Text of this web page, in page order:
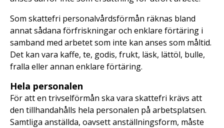
Som skattefri personalvårdsförmån räknas bland
annat sådana förfriskningar och enklare förtäring i
samband med arbetet som inte kan anses som måltid.
Det kan vara kaffe, te, godis, frukt, läsk, lättöl, bulle,
fralla eller annan enklare förtäring.
Hela personalen
För att en trivselförmån ska vara skattefri krävs att
den tillhandahålls hela personalen på arbetsplatsen.
Samtliga anställda, oavsett anställningsform, måste